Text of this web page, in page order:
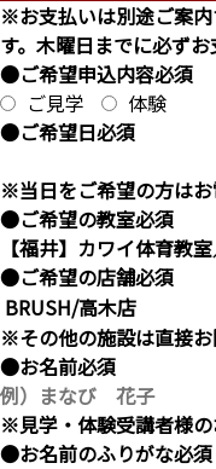
※お支払いは別途ご案
す。木曜日までに必ずお
●ご希望申込内容必須
ご見学
体験
●ご希望日必須
※当日をご希望の方は
●ご希望の教室必須
●ご希望の店舗必須
※その他の施設は直接
●お名前必須
※見学・体験受講者様
●お名前のふりがな必須